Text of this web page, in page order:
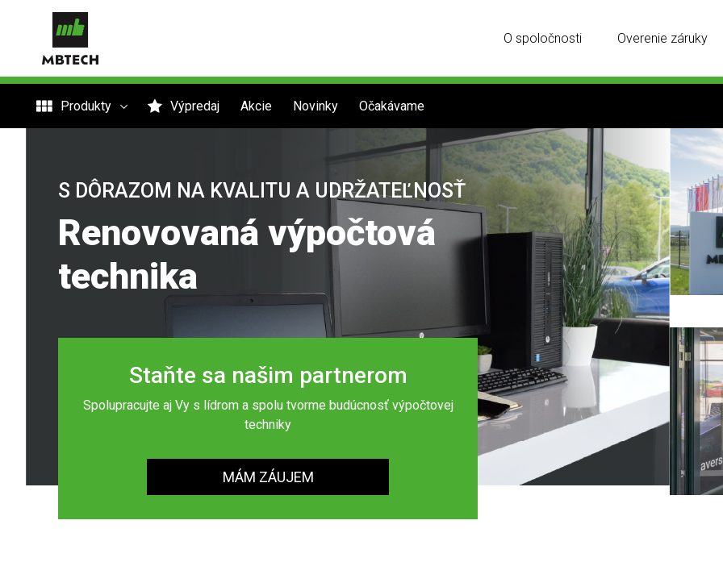
O spoločnosti Overenie záruky
Produkty Výpredaj Akcie Novinky Očakávame
S DÔRAZOM NA KVALITU A UDRŽATEĽNOSŤ
Renovovaná výpočtová
technika
Staňte sa našim partnerom
Spolupracujte aj Vy s lídrom a spolu tvorme budúcnosť výpočtovej
techniky
MÁM ZÁUJEM